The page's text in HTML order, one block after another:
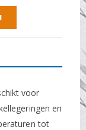
voor
en
tot